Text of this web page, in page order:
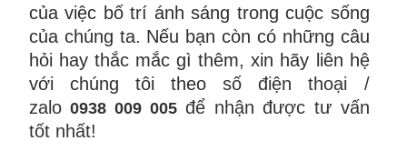
của việc bố trí ánh sáng trong cuộc sống
của chúng ta. Nếu bạn còn có những câu
hỏi hay thắc mắc gì thêm, xin hãy liên hệ
với chúng tôi theosố điện thoại /
zalo0938 009 005để nhận được tư vấn
tốt nhất!